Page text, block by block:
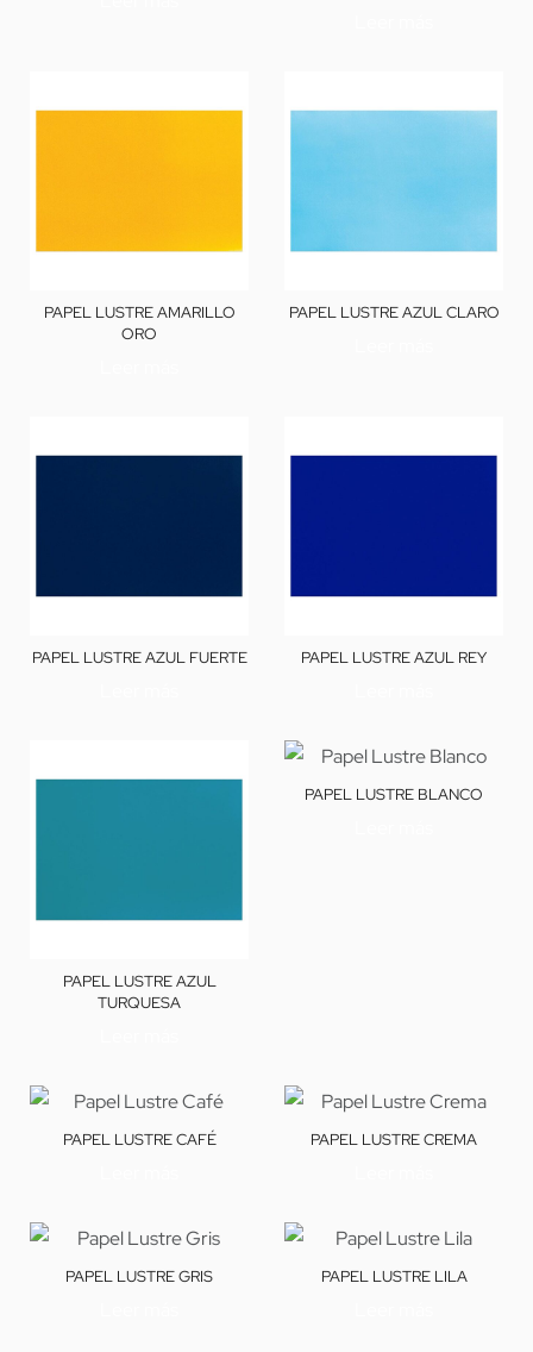
PAPEL LUSTRE AMARILLO
ORO
PAPEL LUSTRE AZUL CLARO
PAPEL LUSTRE AZUL FUERTE PAPEL LUSTRE AZUL REY
PAPEL LUSTRE AZUL
TURQUESA
PAPEL LUSTRE BLANCO
PAPEL LUSTRE CAFÉ PAPEL LUSTRE CREMA
PAPEL LUSTRE GRIS PAPEL LUSTRE LILA